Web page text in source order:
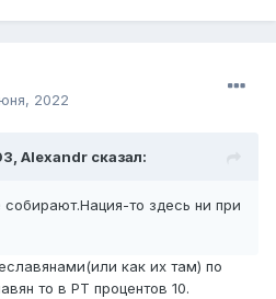
2022
Alexandr сказал:
то здесь ни при
как их там) по
то в РТ процентов 10.